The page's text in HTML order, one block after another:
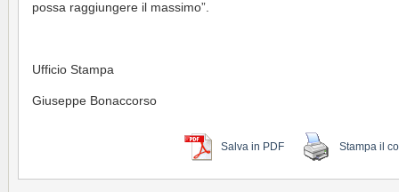
possa raggiungere il massimo”.
Ufficio Stampa
Giuseppe Bonaccorso
Salva in PDF Stampa il